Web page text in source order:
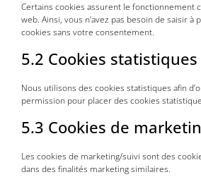
Certains cookies assurent le fonctionnement
web. Ainsi, vous n’avez pas besoin de saisir
cookies sans votre consentement.
5.2 Cookies statistiques
Nous utilisons des cookies statistiques afin
permission pour placer des cookies
5.3 Cookies de
Les cookies de marketing/suivi sont des
dans des finalités marketing similaires.